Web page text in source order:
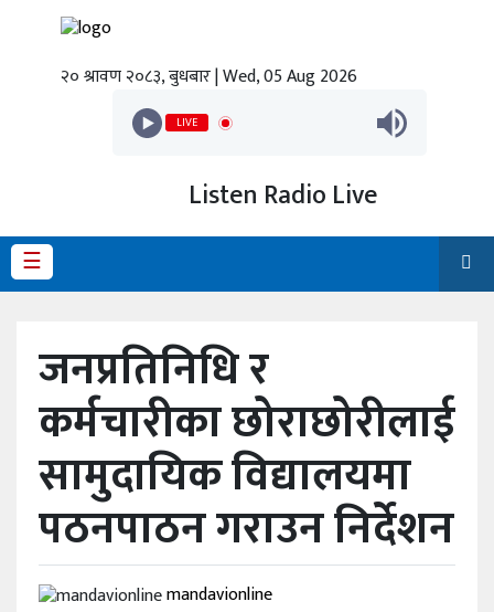
२० श्रावण २०८३, बुधबार | Wed, 05 Aug 2026
LIVE
Listen Radio Live
☰
प्रदेश
अर्थ
मनोरञ्जन
खेलकुद
जनप्रतिनिधि र
कर्मचारीका छोराछोरीलाई
सामुदायिक विद्यालयमा
पठनपाठन गराउन निर्देशन
mandavionline